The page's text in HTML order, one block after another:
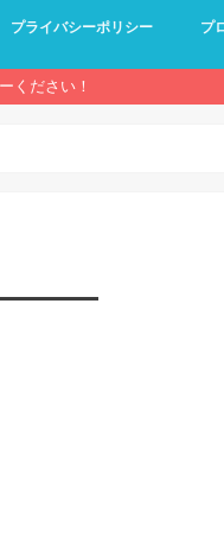
プライバシーポリシー プ
ください！